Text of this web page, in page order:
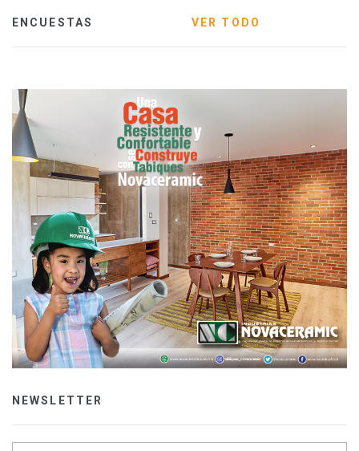
ENCUESTAS VER TODO
NEWSLETTER